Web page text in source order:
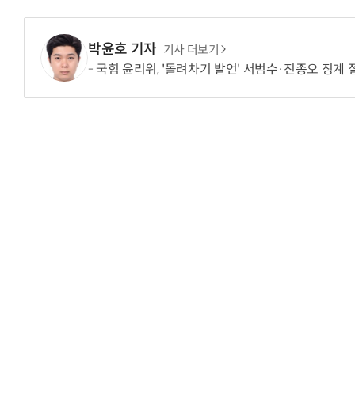
박윤호 기자 기사 더보기
국힘 윤리위, '돌려차기 발언' 서범수·진종오 징계